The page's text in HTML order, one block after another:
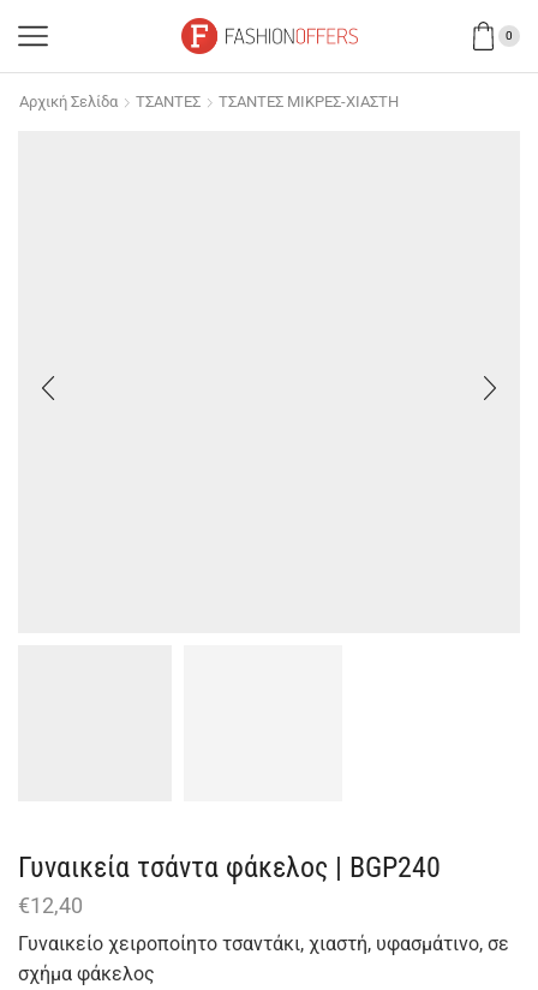
0
Αρχική Σελίδα ΤΣΑΝΤΕΣ ΤΣΑΝΤΕΣ ΜΙΚΡΕΣ-ΧΙΑΣΤΗ
Γυναικεία τσάντα φάκελος | BGΡ240
€12,40
Γυναικείο χειροποίητο τσαντάκι, χιαστή, υφασμάτινο, σε
σχήμα φάκελος